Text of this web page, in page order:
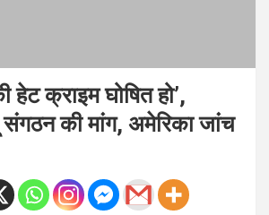
हेट क्राइम घोषित हो’,
संगठन की मांग, अमेरिका जांच